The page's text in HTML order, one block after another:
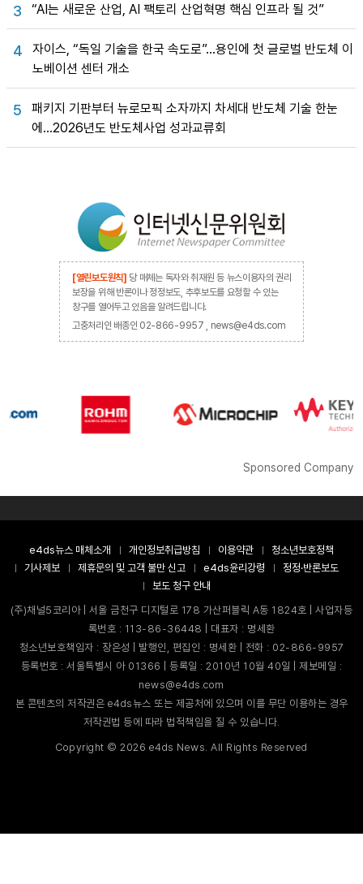
3 “AI는 새로운 산업, AI 팩토리 산업혁명 핵심 인프라 될 것”
4
자이스, “독일 기술을 한국 속도로”…용인에 첫 글로벌 반도체 이
노베이션 센터 개소
5
패키지 기판부터 뉴로모픽 소자까지 차세대 반도체 기술 한눈
에…2026년도 반도체사업 성과교류회
[열린보도원칙] 당 매체는 독자와 취재원 등 뉴스이용자의 권리
보장을 위해 반론이나 정정보도, 추후보도를 요청할 수 있는
창구를 열어두고 있음을 알려드립니다.
고충처리인 배종인 02-866-9957 , news@e4ds.com
Sponsored Company
e4ds뉴스 매체소개 개인정보취급방침 이용약관
청소년보호정책
기사제보
제휴문의 및 고객 불만 신고 e4ds윤리강령
정정·반론보도
보도 청구 안내
(주)채널5코리아 | 서울 금천구 디지털로 178 가산퍼블릭 A동 1824호 | 사업자등
록번호 : 113-86-36448 | 대표자 : 명세환
청소년보호책임자 : 장은성 | 발행인, 편집인 : 명세환 | 전화 : 02-866-9957
등록번호 : 서울특별시 아 01366 | 등록일 : 2010년 10월 40일 | 제보메일 :
news@e4ds.com
본 콘텐츠의 저작권은 e4ds뉴스 또는 제공처에 있으며 이를 무단 이용하는 경우
저작권법 등에 따라 법적책임을 질 수 있습니다.
Copyright ©2026 e4ds News. All Rights Reserved